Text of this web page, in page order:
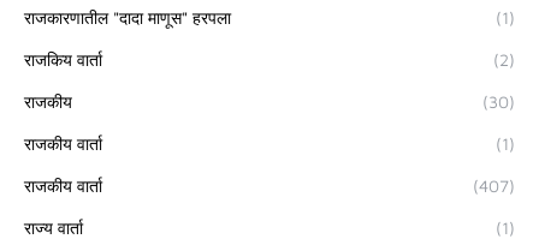
राजकारणातील "दादा माणूस" हरपला (1)
राजकिय वार्ता (2)
राजकीय (30)
राजकीय वार्ता (1)
राजकीय वार्ता (407)
राज्य वार्ता (1)